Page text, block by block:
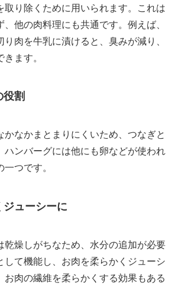
取り除くために用いられます。これは
他の肉料理にも共通です。例えば、
り肉を牛乳に漬けると、臭みが減り、
ます。
割
かなかまとまりにくいため、つなぎと
ハンバーグには他にも卵などが使われ
つです。
ジューシーに
乾燥しがちなため、水分の追加が必要
して機能し、お肉を柔らかくジューシ
お肉の繊維を柔らかくする効果もある